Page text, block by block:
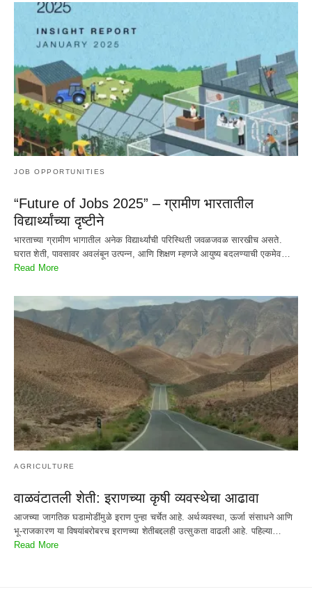
JOB OPPORTUNITIES
“Future of Jobs 2025” – ग्रामीण भारतातील
विद्यार्थ्यांच्या दृष्टीने
भारताच्या ग्रामीण भागातील अनेक विद्यार्थ्यांची परिस्थिती जवळजवळ सारखीच असते.
घरात शेती, पावसावर अवलंबून उत्पन्न, आणि शिक्षण म्हणजे आयुष्य बदलण्याची एकमेव…
Read More
AGRICULTURE
वाळवंटातली शेती: इराणच्या कृषी व्यवस्थेचा आढावा
आजच्या जागतिक घडामोडींमुळे इराण पुन्हा चर्चेत आहे. अर्थव्यवस्था, ऊर्जा संसाधने आणि
भू-राजकारण या विषयांबरोबरच इराणच्या शेतीबद्दलही उत्सुकता वाढली आहे. पहिल्या…
Read More